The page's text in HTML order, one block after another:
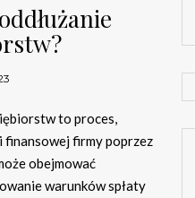
to proces,
firmy poprzez
obejmować
warunków spłaty